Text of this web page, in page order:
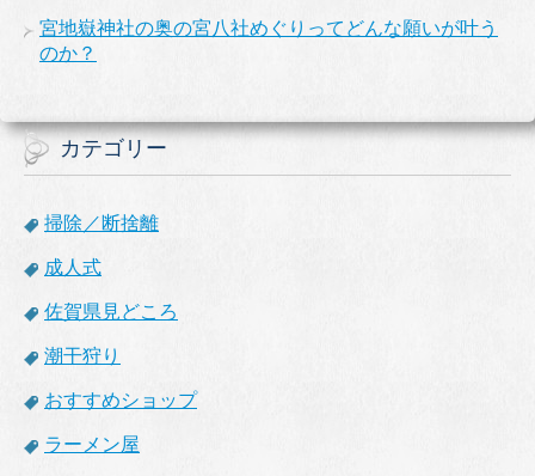
宮地嶽神社の奥の宮八社めぐりってどんな願いが叶う
のか？
カテゴリー
掃除／断捨離
成人式
佐賀県見どころ
潮干狩り
おすすめショップ
ラーメン屋